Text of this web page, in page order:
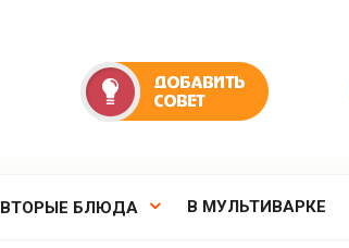
ВТОРЫЕ БЛЮДА В МУЛЬТИВАРКЕ